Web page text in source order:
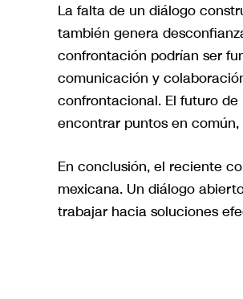
La falta de un diálogo
también genera
confrontación podrían ser
comunicación y
confrontacional. El futuro
encontrar puntos en
En conclusión, el reciente
mexicana. Un diálogo
trabajar hacia soluciones